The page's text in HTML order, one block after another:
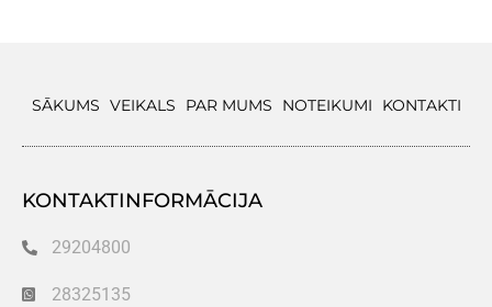
SĀKUMS VEIKALS PAR MUMS NOTEIKUMI KONTAKTI
KONTAKTINFORMĀCIJA
29204800
28325135